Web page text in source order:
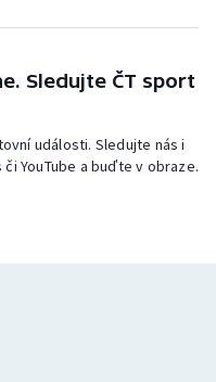
Sledujte ČT sport
události. Sledujte nás i
YouTube a buďte v obraze.